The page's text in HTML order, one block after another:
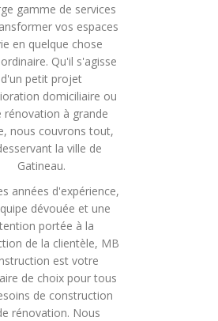
gamme de services
vos espaces
en quelque chose
Qu'il s'agisse
d'un petit projet
domiciliaire ou
rénovation à grande
nous couvrons tout,
la ville de
Gatineau.
années d'expérience,
dévouée et une
portée à la
de la clientèle, MB
est votre
de choix pour tous
de construction
rénovation. Nous